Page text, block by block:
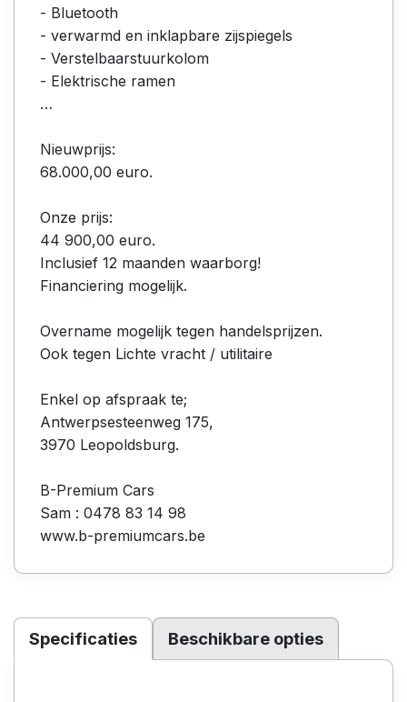
- Bluetooth
- verwarmd en inklapbare zijspiegels
- Verstelbaarstuurkolom
- Elektrische ramen
…
Nieuwprijs:
68.000,00 euro.
Onze prijs:
44 900,00 euro.
Inclusief 12 maanden waarborg!
Financiering mogelijk.
Overname mogelijk tegen handelsprijzen.
Ook tegen Lichte vracht / utilitaire
Enkel op afspraak te;
Antwerpsesteenweg 175,
3970 Leopoldsburg.
B-Premium Cars
Sam : 0478 83 14 98
www.b-premiumcars.be
Specificaties Beschikbare opties